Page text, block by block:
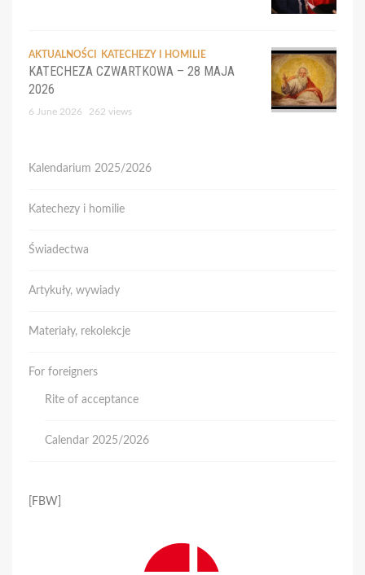
AKTUALNOŚCI KATECHEZY I HOMILIE
KATECHEZA CZWARTKOWA – 28 MAJA
2026
6 June 2026 262 views
Kalendarium 2025/2026
Katechezy i homilie
Świadectwa
Artykuły, wywiady
Materiały, rekolekcje
For foreigners
Rite of acceptance
Calendar 2025/2026
[FBW]